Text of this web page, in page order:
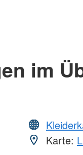
im
Karte: